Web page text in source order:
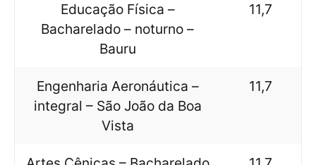
Educação Física –
Bacharelado – noturno –
Bauru
11,7
Engenharia Aeronáutica –
integral – São João da Boa
Vista
11,7